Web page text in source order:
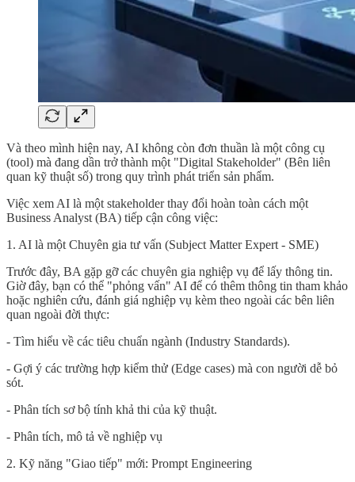
Và theo mình hiện nay, AI không còn đơn thuần là một công cụ
(tool) mà đang dần trở thành một "Digital Stakeholder" (Bên liên
quan kỹ thuật số) trong quy trình phát triển sản phẩm.
Việc xem AI là một stakeholder thay đổi hoàn toàn cách một
Business Analyst (BA) tiếp cận công việc:
1. AI là một Chuyên gia tư vấn (Subject Matter Expert - SME)
Trước đây, BA gặp gỡ các chuyên gia nghiệp vụ để lấy thông tin.
Giờ đây, bạn có thể "phỏng vấn" AI để có thêm thông tin tham khảo
hoặc nghiên cứu, đánh giá nghiệp vụ kèm theo ngoài các bên liên
quan ngoài đời thực:
- Tìm hiểu về các tiêu chuẩn ngành (Industry Standards).
- Gợi ý các trường hợp kiểm thử (Edge cases) mà con người dễ bỏ
sót.
- Phân tích sơ bộ tính khả thi của kỹ thuật.
- Phân tích, mô tả về nghiệp vụ
2. Kỹ năng "Giao tiếp" mới: Prompt Engineering